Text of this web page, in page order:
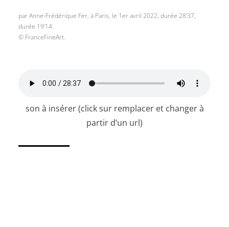
par Anne-Frédérique Fer, à Paris, le 1er avril 2022, durée 28’37,
durée 19’14.
© FranceFineArt.
son à insérer (click sur remplacer et changer à
partir d’un url)